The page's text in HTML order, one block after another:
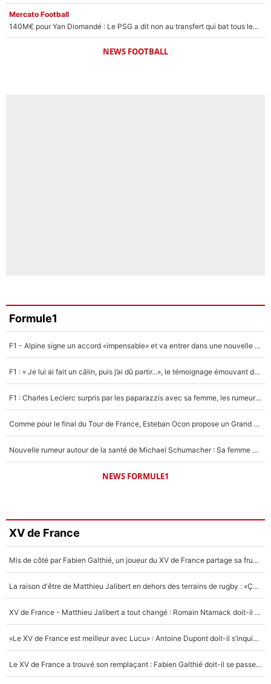
Mercato Football
140M€ pour Yan Diomandé : Le PSG a dit non au transfert qui bat tous les records sur le mercato
NEWS FOOTBALL
Formule1
F1 - Alpine signe un accord «impensable» et va entrer dans une nouvelle dimension : Grande nouvelle pour Pierre Gasly !
F1 : « Je lui ai fait un câlin, puis j’ai dû partir...», le témoignage émouvant de Max Verstappen sur sa fille
F1 : Charles Leclerc surpris par les paparazzis avec sa femme, les rumeurs étaient vraies !
Comme pour le final du Tour de France, Esteban Ocon propose un Grand Prix de Formule 1 à Paris : «Autour de l’Arc de Triomphe, ce serait génial» !
Nouvelle rumeur autour de la santé de Michael Schumacher : Sa femme Corinna sort du silence
NEWS FORMULE1
XV de France
Mis de côté par Fabien Galthié, un joueur du XV de France partage sa frustration : «ils ne me l’ont pas dit tout de suite»
La raison d'être de Matthieu Jalibert en dehors des terrains de rugby : «Ça m'atteint autant que si tu touches à un membre de ma famille»
XV de France - Matthieu Jalibert a tout changé : Romain Ntamack doit-il s’inquiéter pour sa place à un an de la Coupe du monde ?
«Le XV de France est meilleur avec Lucu» : Antoine Dupont doit-il s’inquiéter pour sa place ?
Le XV de France a trouvé son remplaçant : Fabien Galthié doit-il se passer d'Antoine Dupont ?